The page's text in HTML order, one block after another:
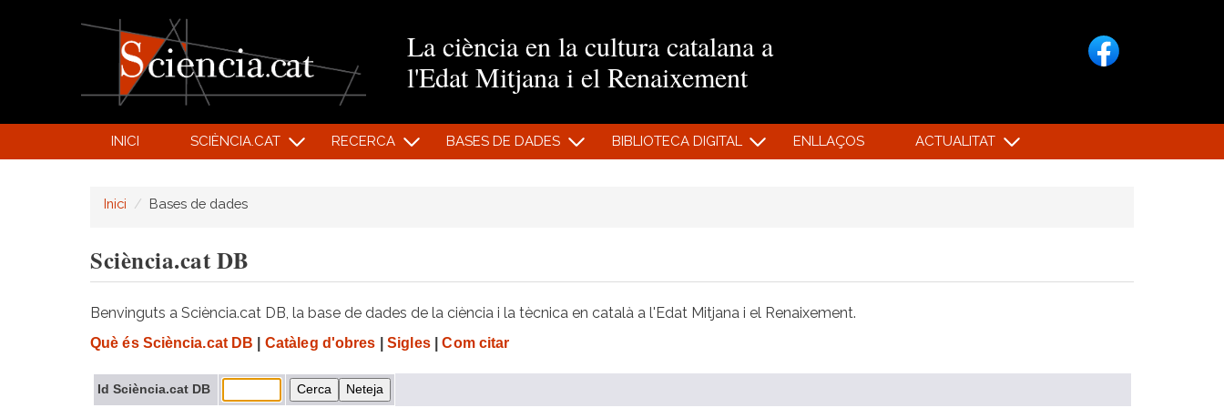
La ciència en la cultura catalana a
l'Edat Mitjana i el Renaixement
INICI SCIÈNCIA.CAT RECERCA BASES DE DADES BIBLIOTECA DIGITAL ENLLAÇOS ACTUALITAT
Inici Bases de dades
Sciència.cat DB
Benvinguts a Sciència.cat DB, la base de dades de la ciència i la tècnica en català a l'Edat Mitjana i el Renaixement.
Què és Sciència.cat DB Catàleg d'obres Sigles| Com citar
Id Sciència.cat DB